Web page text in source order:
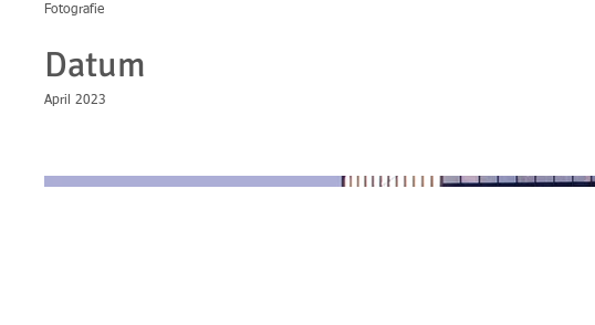
Fotografie
Datum
April 2023